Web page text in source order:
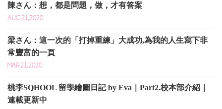
陳さん：想，都是問題，做，才有答案
AUG.21,2020
梁さん：這一次的「打掉重練」大成功,為我的人生寫下非
常豐富的一頁
MAR.21,2020
桃李SQHOOL 留學繪圖日記 by Eva｜Part2.校本部介紹｜
連載更新中